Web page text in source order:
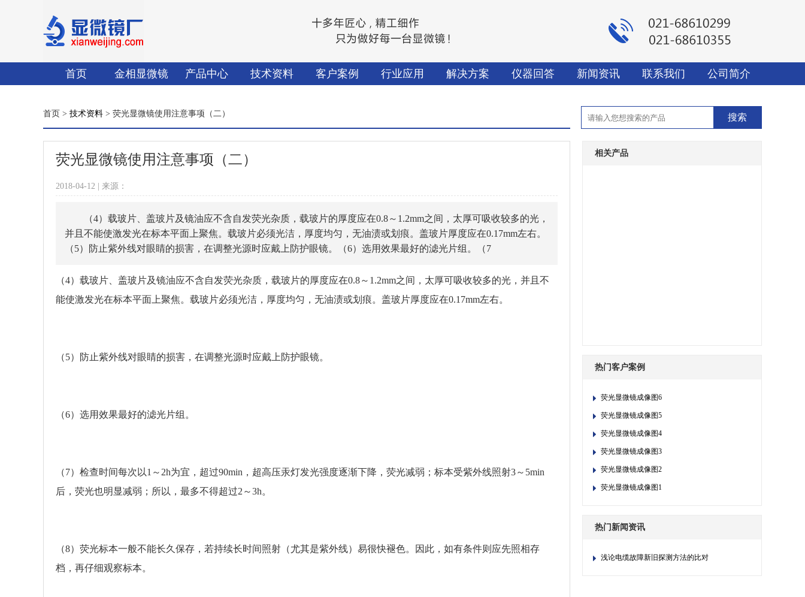
首页 金相显微镜 产品中心 技术资料 客户案例 行业应用 解决方案 仪器回答 新闻资讯 联系我们 公司简介
首页 > 技术资料 > 荧光显微镜使用注意事项（二）
荧光显微镜使用注意事项（二）
2018-04-12 | 来源：
（4）载玻片、盖玻片及镜油应不含自发荧光杂质，载玻片的厚度应在0.8～1.2mm之间，太厚可吸收较多的光，
并且不能使激发光在标本平面上聚焦。载玻片必须光洁，厚度均匀，无油渍或划痕。盖玻片厚度应在0.17mm左右。
（5）防止紫外线对眼睛的损害，在调整光源时应戴上防护眼镜。（6）选用效果最好的滤光片组。（7
（4）载玻片、盖玻片及镜油应不含自发荧光杂质，载玻片的厚度应在0.8～1.2mm之间，太厚可吸收较多的光，并且不
能使激发光在标本平面上聚焦。载玻片必须光洁，厚度均匀，无油渍或划痕。盖玻片厚度应在0.17mm左右。
（5）防止紫外线对眼睛的损害，在调整光源时应戴上防护眼镜。
（6）选用效果最好的滤光片组。
（7）检查时间每次以1～2h为宜，超过90min，超高压汞灯发光强度逐渐下降，荧光减弱；标本受紫外线照射3～5min
后，荧光也明显减弱；所以，最多不得超过2～3h。
（8）荧光标本一般不能长久保存，若持续长时间照射（尤其是紫外线）易很快褪色。因此，如有条件则应先照相存
档，再仔细观察标本。
相关产品
热门客户案例
荧光显微镜成像图6
荧光显微镜成像图5
荧光显微镜成像图4
荧光显微镜成像图3
荧光显微镜成像图2
荧光显微镜成像图1
热门新闻资讯
浅论电缆故障新旧探测方法的比对